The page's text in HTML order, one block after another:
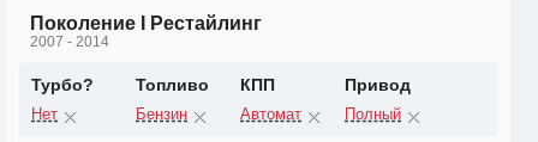
Поколение I Рестайлинг
2007 - 2014
Турбо?
Нет
Топливо
Бензин
КПП
Автомат
Привод
Полный